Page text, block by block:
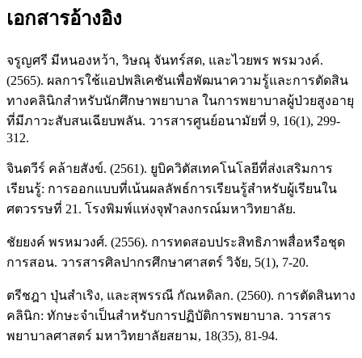
เอกสารอ้างอิง
จรูญศรี มีหนองหว้า, วิษณุ จันทร์สด, และไวยพร พรมวงค์.
(2565). ผลการใช้แอปพลิเคชันเพื่อพัฒนาความรู้และการตัดสิน
ทางคลินิกสำหรับนักศึกษาพยาบาล ในการพยาบาลผู้ป่วยสูงอายุ
ที่มีภาวะสับสนเฉียบพลัน. วารสารศูนย์อนามัยที่ 9, 16(1), 299-
312.
จินตวีร์ คล้ายสังข์. (2561). ยูบิควิตัสเทคโนโลยีที่ส่งเสริมการ
เรียนรู้: การออกแบบที่เน้นผลลัพธ์การเรียนรู้สำหรับผู้เรียนใน
ศตวรรษที่ 21. โรงพิมพ์แห่งจุฬาลงกรณ์มหาวิทยาลัย.
ชัยยงค์ พรหมวงศ์. (2556). การทดสอบประสิทธิภาพสื่อหรือชุด
การสอน. วารสารศิลปากรศึกษาศาสตร์ วิจัย, 5(1), 7-20.
ตรีชฎา ปุ่นสำเริง, และสุพรรณี กัณหดิลก. (2560). การตัดสินทาง
คลินิก: ทักษะจำเป็นสำหรับการปฏิบัติการพยาบาล. วารสาร
พยาบาลศาสตร์ มหาวิทยาลัยสยาม, 18(35), 81-94.